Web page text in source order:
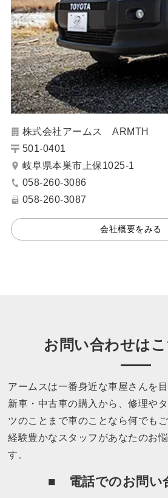
株式会社アームス ARMTH
501-0401
岐阜県本巣市上保1025-1
058-260-3086
058-260-3087
会社概要をみる
お問い合わせは
アームスは一番身近な車屋さんを目
新車・中古車の購入から、修理や
ツのことまで車のことなら何でもご
経験豊かなスタッフがあなたのお
す。
電話でのお問い